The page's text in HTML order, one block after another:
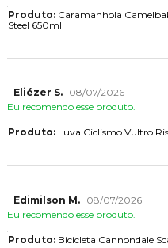
Produto:Caramanhola
Steel 650ml
Eliézer S.
08/07/2026
Eu recomendo esse produto.
Produto:Luva Ciclismo Vultro
Edimilson M.
08/07/2026
Eu recomendo esse produto.
Produto:Bicicleta Cannondale